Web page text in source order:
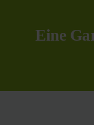
Eine